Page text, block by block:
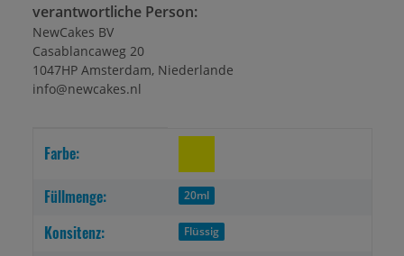
verantwortliche Person:
NewCakes BV
Casablancaweg 20
1047HP Amsterdam, Niederlande
info@newcakes.nl
Produkteigenschaft
Wert
Farbe:
Füllmenge:
20ml
Konsitenz: Flüssig